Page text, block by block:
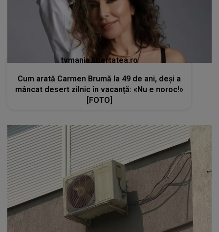
tvmania.libertatea.ro
Cum arată Carmen Brumă la 49 de ani, deși a
mâncat desert zilnic în vacanță: «Nu e noroc!»
[FOTO]